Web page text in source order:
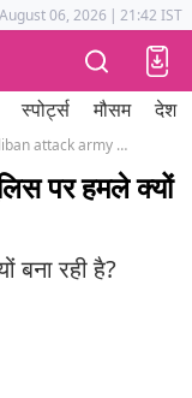
Tak Astrotak
August 06, 2026 | 21:42 IST
स्पोर्ट्स मौसम देश
Why does Pakistani Taliban attack army and police?
पर हमले क्यों
बना रही है?